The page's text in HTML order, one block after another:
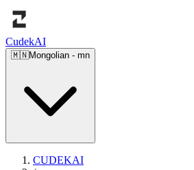
CudekAI
🇲🇳Mongolian - mn
CUDEKAI